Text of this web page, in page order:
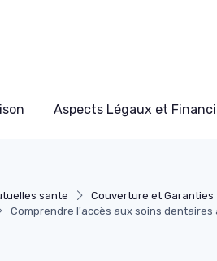
Aspects Légaux et
sante Couverture et Garanties
Comprendre l'accès aux soins dentaires